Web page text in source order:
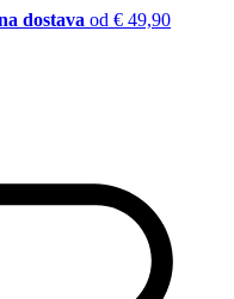
dostava od € 49,90